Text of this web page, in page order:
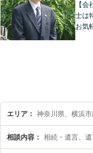
【
士は
お気
エリア 神奈川県、横浜
相談内容 相続・遺言、